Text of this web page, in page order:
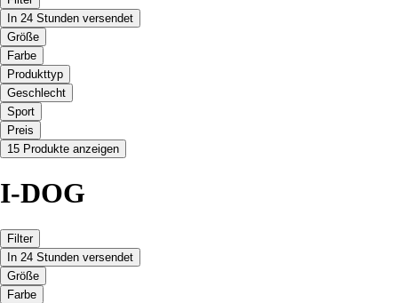
In 24 Stunden versendet
Größe
Farbe
Produkttyp
Geschlecht
Sport
Preis
15 Produkte anzeigen
I-DOG
Filter
In 24 Stunden versendet
Größe
Farbe